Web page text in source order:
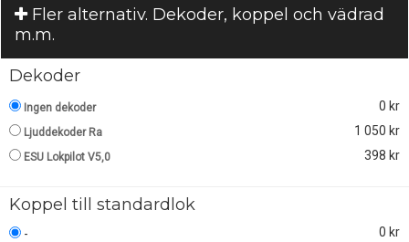
Fler alternativ. Dekoder, koppel och vädrad
m.m.
Dekoder
Ingen dekoder 0 kr
Ljuddekoder Ra 1 050 kr
ESU Lokpilot V5,0 398 kr
Koppel till standardlok
- 0 kr